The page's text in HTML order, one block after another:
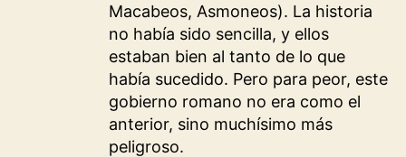
Macabeos, Asmoneos). La historia
no había sido sencilla, y ellos
estaban bien al tanto de lo que
había sucedido. Pero para peor, este
gobierno romano no era como el
anterior, sino muchísimo más
peligroso.